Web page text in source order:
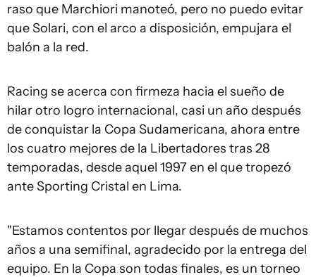
raso que Marchiori manoteó, pero no puedo evitar
que Solari, con el arco a disposición, empujara el
balón a la red.
Racing se acerca con firmeza hacia el sueño de
hilar otro logro internacional, casi un año después
de conquistar la Copa Sudamericana, ahora entre
los cuatro mejores de la Libertadores tras 28
temporadas, desde aquel 1997 en el que tropezó
ante Sporting Cristal en Lima.
"Estamos contentos por llegar después de muchos
años a una semifinal, agradecido por la entrega del
equipo. En la Copa son todas finales, es un torneo